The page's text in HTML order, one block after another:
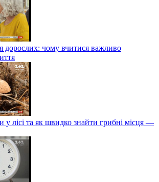
дорослих: чому вчитися важливо
у лісі та як швидко знайти грибні місця —